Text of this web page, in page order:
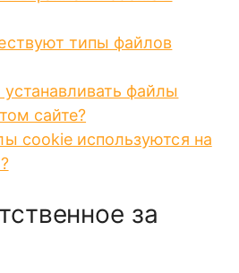
типы файлов
файлы
сайте?
cookie используются на
за